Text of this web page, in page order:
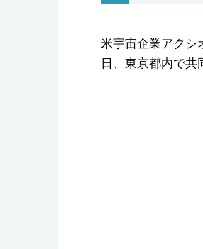
米宇宙企業アクシ
日、東京都内で共